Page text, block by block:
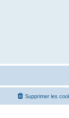
Supprimer les